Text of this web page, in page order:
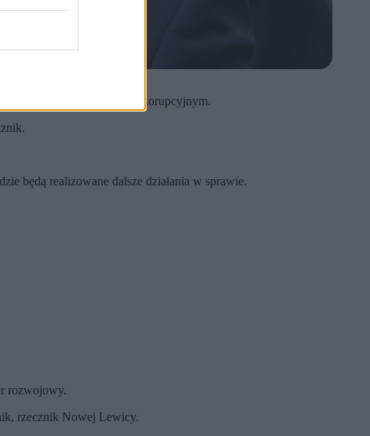
o charakterze korupcyjnym.
będą realizowane dalsze działania w sprawie.
rozwojowy.
rzecznik Nowej Lewicy.